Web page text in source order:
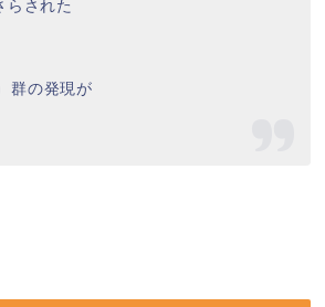
らされた
群の発現が